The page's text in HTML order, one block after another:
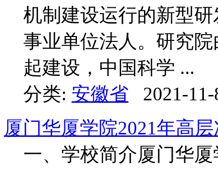
机制建设运行的新型
事业单位法人。研究
起建设，中国科学 ...
分类: 安徽省
2021-
厦门华厦学院2021年高
一、学校简介厦门华